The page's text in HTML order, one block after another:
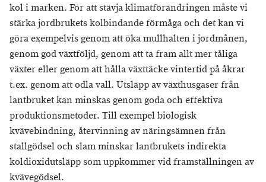
kol i marken. För att stävja klimatförändringen måste vi
stärka jordbrukets kolbindande förmåga och det kan vi
göra exempelvis genom att öka mullhalten i jordmånen,
genom god växtföljd, genom att ta fram allt mer tåliga
växter eller genom att hålla växttäcke vintertid på åkrar
t.ex. genom att odla vall. Utsläpp av växthusgaser från
lantbruket kan minskas genom goda och effektiva
produktionsmetoder. Till exempel biologisk
kvävebindning, återvinning av näringsämnen från
stallgödsel och slam minskar lantbrukets indirekta
koldioxidutsläpp som uppkommer vid framställningen av
kvävegödsel.